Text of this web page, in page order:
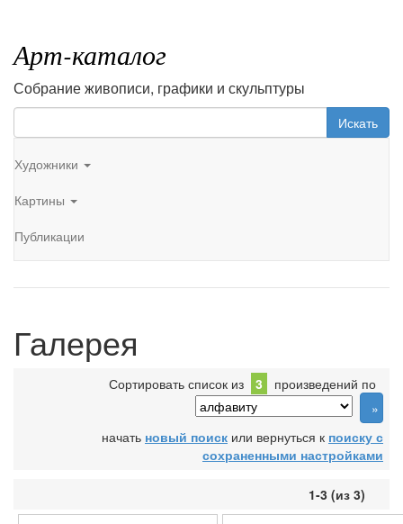
Арт-каталог
Собрание живописи, графики и скульптуры
Искать
Художники
Картины
Публикации
Галерея
Сортировать список из 3 произведений по
начать новый поиск или вернуться к поиску с
сохраненными настройками
1-3 (из 3)